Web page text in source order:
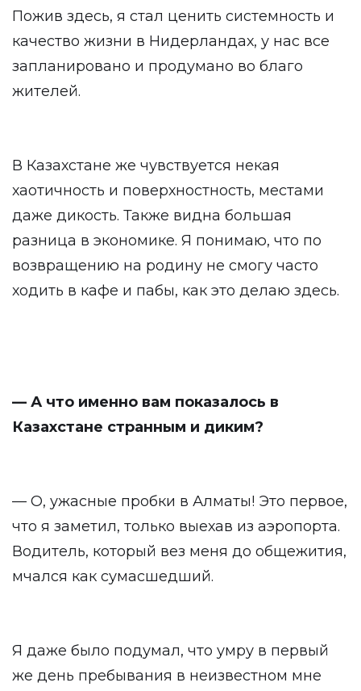
Пожив здесь, я стал ценить системность и
качество жизни в Нидерландах, у нас все
запланировано и продумано во благо
жителей.
В Казахстане же чувствуется некая
хаотичность и поверхностность, местами
даже дикость. Также видна большая
разница в экономике. Я понимаю, что по
возвращению на родину не смогу часто
ходить в кафе и пабы, как это делаю здесь.
— А что именно вам показалось в
Казахстане странным и диким?
— О, ужасные пробки в Алматы! Это первое,
что я заметил, только выехав из аэропорта.
Водитель, который вез меня до общежития,
мчался как сумасшедший.
Я даже было подумал, что умру в первый
же день пребывания в неизвестном мне